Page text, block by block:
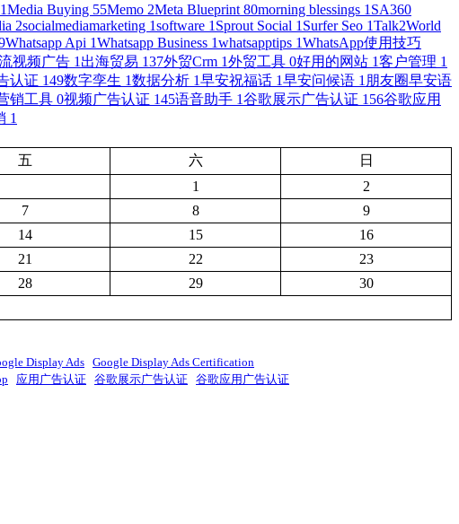
1Media Buying 55Memo 2Meta Blueprint 80morning blessings 1 SA360
2socialmediamarketing 1software 1 Sprout Social 1 Surfer Seo 1Talk2World
Whatsapp Api 1Whatsapp Business 1whatsapptips 1WhatsApp使用技巧
视频广告 1 出海贸易 137外贸Crm 1外贸工具 0好用的网站 1客户管理 1
认证 149数字孪生 1数据分析 1早安祝福话 1早安问候语 1 朋友圈早安语
销工具 0视频广告认证 145语音助手 1谷歌展示广告认证 156谷歌应用
1
五 六
日
1
2
7 8
9
14 15
16
21 22
23
28 29
30
Display Ads
Google Display Ads Certification
应用广告认证 谷歌展示广告认证 谷歌应用广告认证